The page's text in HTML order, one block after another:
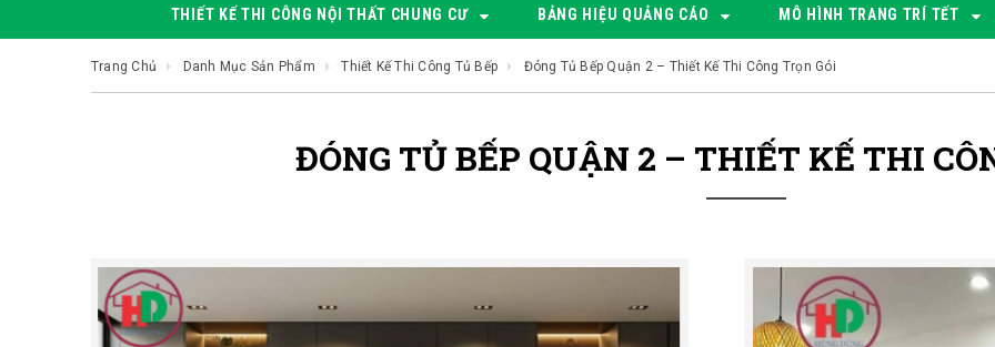
THIẾT KẾ THI CÔNG NỘI THẤT CHUNG CƯ BẢNG HIỆU QUẢNG CÁO MÔ HÌNH TRANG TRÍ TẾT
Trang Chủ Danh Mục Sản Phẩm Thiết Kế Thi Công Tủ Bếp Đóng Tủ Bếp Quận 2 – Thiết Kế Thi Công Trọn Gói
ĐÓNG TỦ BẾP QUẬN 2 – THIẾT KẾ THI